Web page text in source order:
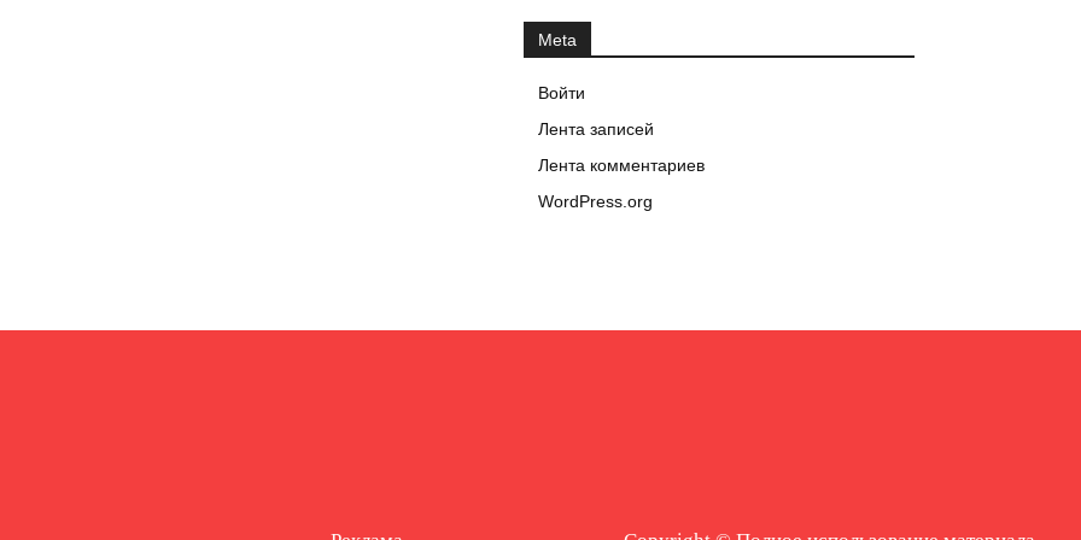
Meta
Войти
Лента записей
Лента комментариев
WordPress.org